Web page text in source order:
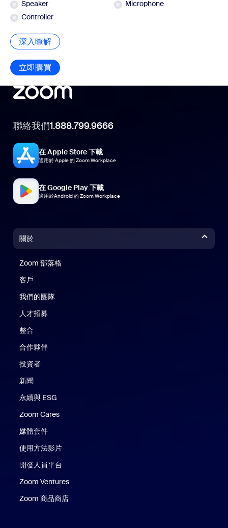
Speaker
Microphone
Controller
深入瞭解 深入瞭解
立即購買 立即購買
聯絡我們1.888.799.9666
在 Apple Store 下載
適用於 Apple 的 Zoom Workplace
在 Google Play 下載
適用於Android 的 Zoom Workplace
關於
Zoom 部落格
客戶
我們的團隊
人才招募
整合
合作夥伴
投資者
新聞
永續與 ESG
Zoom Cares
媒體套件
使用方法影片
開發人員平台
Zoom Ventures
Zoom 商品商店